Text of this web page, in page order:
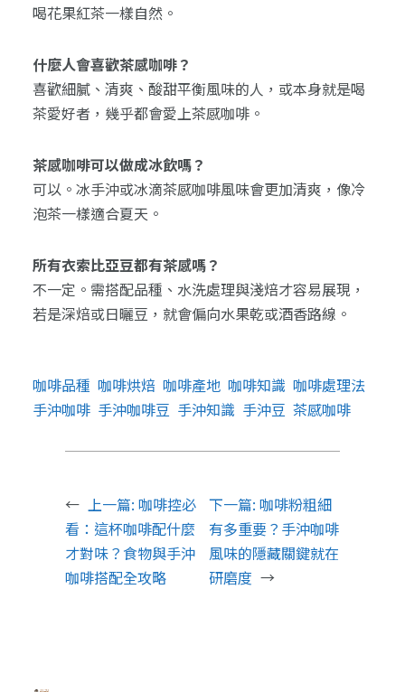
喝花果紅茶一樣自然。
什麼人會喜歡茶感咖啡？
喜歡細膩、清爽、酸甜平衡風味的人，或本身就是喝
茶愛好者，幾乎都會愛上茶感咖啡。
茶感咖啡可以做成冰飲嗎？
可以。冰手沖或冰滴茶感咖啡風味會更加清爽，像冷
泡茶一樣適合夏天。
所有衣索比亞豆都有茶感嗎？
不一定。需搭配品種、水洗處理與淺焙才容易展現，
若是深焙或日曬豆，就會偏向水果乾或酒香路線。
咖啡品種 咖啡烘焙 咖啡產地 咖啡知識 咖啡處理法
手沖咖啡 手沖咖啡豆 手沖知識 手沖豆 茶感咖啡
← 上一篇: 咖啡控必
看：這杯咖啡配什麼
才對味？食物與手沖
咖啡搭配全攻略
下一篇:咖啡粉粗細
有多重要？手沖咖啡
風味的隱藏關鍵就在
研磨度 →